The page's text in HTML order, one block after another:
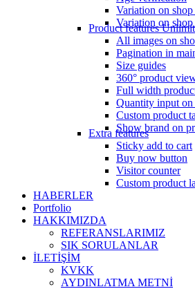
Variation on shop
Variation on shop
Product features
All images on
Pagination in
Size guides
360° product
Full width
Quantity input on
Custom product
Show brand on
Extra features
Sticky add to cart
Buy now button
Visitor counter
Custom product
HABERLER
Portfolio
HAKKIMIZDA
REFERANSLARIMIZ
SIK SORULANLAR
İLETİŞİM
KVKK
AYDINLATMA METNİ